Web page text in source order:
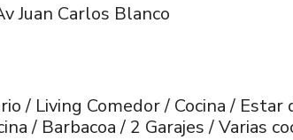
Juan Carlos Blanco
/ Living Comedor / Cocina /
/ Barbacoa / 2 Garajes / Varias